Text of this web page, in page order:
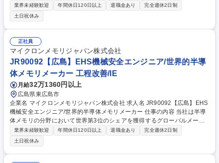
カーです。今回は、そんな当社の半導体製造 工程管理スタッフとして、下
記の業務をお任せ致します。 【詳細】■エリア内で、日勤/シフトメンバー
と協力し半導体製造工程改善活動をサポート ■異常品・実験ロットを作業
手順およびルールに従って処理し、問題解決 についてのデータ収集および
まとめを実施 ■日々の問題に関する上司、チームメンバー、関係者への報
告 ■管理文書・教育資料の内容の熟知とアップデートを実施 募集職種 JR8
0888【広島】障がい者向け 半導体製造 工程管理スタッフ(シフト勤務)
業界未経験歓迎 年間休日120日以上 退職金あり
完全週休2日制
土日祝休み
正社員
マイクロンメモリジャパン株式会社
JR90092【広島】EHS機械安全エンジニア/世界的半導
体メモリメーカー 工程改善/IE
月給32万1360円以上
広島県東広島市
企業名 マイクロンメモリジャパン株式会社 求人名 JR90092【広島】EHS
機械安全エンジニア/世界的半導体メモリメーカー 仕事の内容 当社は半導
体メモリの分野において世界第3位のシェアを獲得するグローバルメーカ
ーです。今回は、そんな当社のEHS機械安全エンジニアとして、下記の業
務をお任せ致します。 ■機械設備・産業機械に関する安全基準・手順の策
定、維持、改善■機械設備におけるリスクアセスメントの実施および是正
措置の推進■労働安全衛生法、機械安全に関する各種法令・規格に基づく
業界未経験歓迎 年間休日120日以上 退職金あり
完全週休2日制
土日祝休み